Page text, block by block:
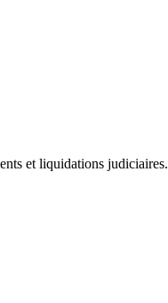
et liquidations judiciaires.